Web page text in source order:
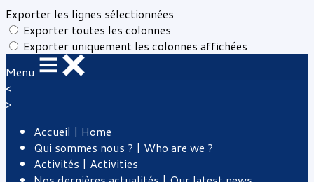
Exporter les lignes sélectionnées
Exporter toutes les colonnes
Exporter uniquement les colonnes affichées
Menu
<
>
Accueil | Home
Qui sommes nous ? | Who are we ?
Activités | Activities